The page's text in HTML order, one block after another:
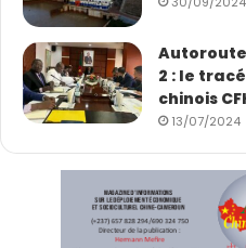
visages qu’ils représentent
un enfant, un ami ou un
Sur de nombreuses scènes
convulsant à cause du
répétition et incapable
nécessaires. Cette histoire
2 : le
chinois
13/07/2024